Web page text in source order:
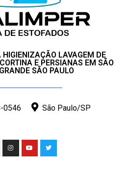
LAVAGEM DE
E PERSIANAS EM SÃO
SÃO PAULO
0546 São Paulo/SP